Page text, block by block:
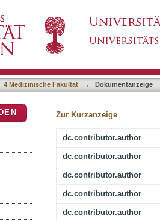
4 Medizinische Fakultät → Dokumentanzeige
Zur Kurzanzeige
dc.contributor.author
dc.contributor.author
dc.contributor.author
dc.contributor.author
dc.contributor.author